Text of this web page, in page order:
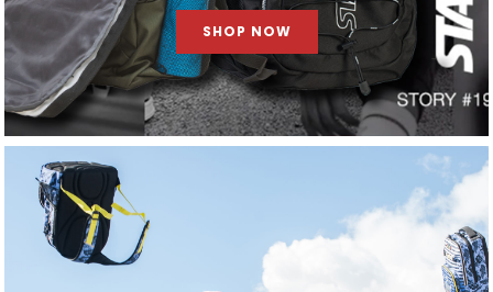
SHOP NOW